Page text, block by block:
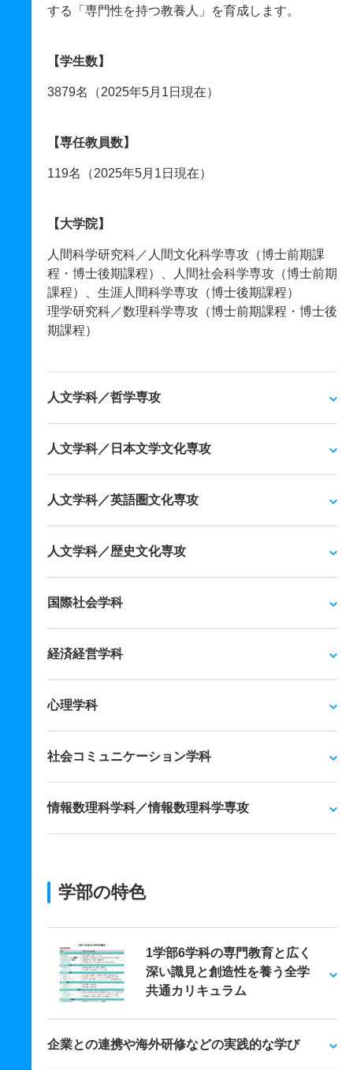
する「専門性を持つ教養人」を育成します。
【学生数】
3879名（2025年5月1日現在）
【専任教員数】
119名（2025年5月1日現在）
【大学院】
人間科学研究科／人間文化科学専攻（博士前期課
程・博士後期課程）、人間社会科学専攻（博士前期
課程）、生涯人間科学専攻（博士後期課程）
理学研究科／数理科学専攻（博士前期課程・博士後
期課程）
人文学科／哲学専攻
人文学科／日本文学文化専攻
人文学科／英語圏文化専攻
人文学科／歴史文化専攻
国際社会学科
経済経営学科
心理学科
社会コミュニケーション学科
情報数理科学科／情報数理科学専攻
学部の特色
1学部6学科の専門教育と広く
深い識見と創造性を養う全学
共通カリキュラム
企業との連携や海外研修などの実践的な学び